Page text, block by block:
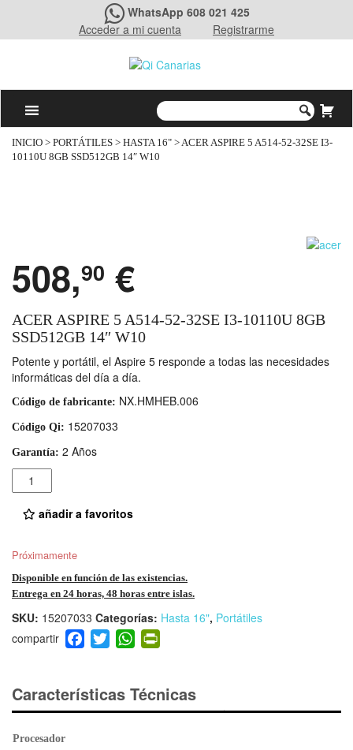
WhatsApp 608 021 425
Acceder a mi cuenta
Registrarme
INICIO > PORTÁTILES > HASTA 16" > ACER ASPIRE 5 A514-52-32SE I3-
10110U 8GB SSD512GB 14″ W10
508,90 €
ACER ASPIRE 5 A514-52-32SE I3-10110U 8GB
SSD512GB 14″ W10
Potente y portátil, el Aspire 5 responde a todas las necesidades
informáticas del día a día.
Código de fabricante: NX.HMHEB.006
Código Qi: 15207033
Garantía: 2 Años
Cantidad
añadir a favoritos
Próximamente
Disponible en función de las existencias.
Entrega en 24 horas, 48 horas entre islas.
SKU: 15207033 Categorías: Hasta 16", Portátiles
F
a
e
b
T
wi
er
W
h
s
A
ri
e
Características Técnicas
Procesador